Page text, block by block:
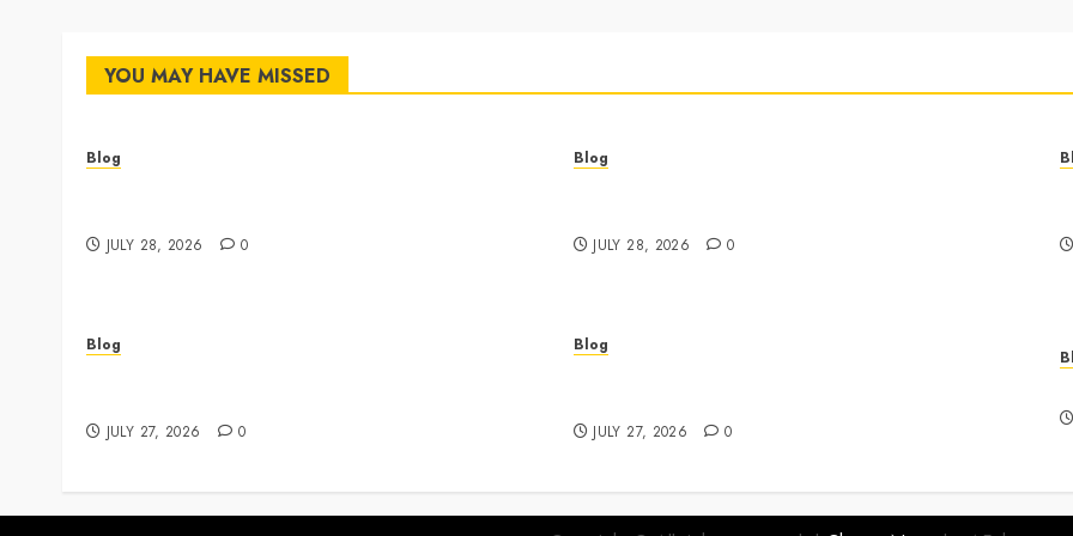
YOU MAY HAVE MISSED
Blog
JULY 28, 2026 0
Blog
JULY 28, 2026 0
Blog
JULY 27, 2026 0
Blog
JULY 27, 2026 0